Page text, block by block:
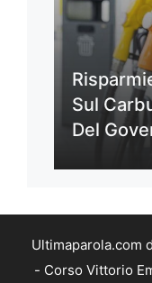
Sul
Del
Ultimaparola.com
- Corso Vittorio